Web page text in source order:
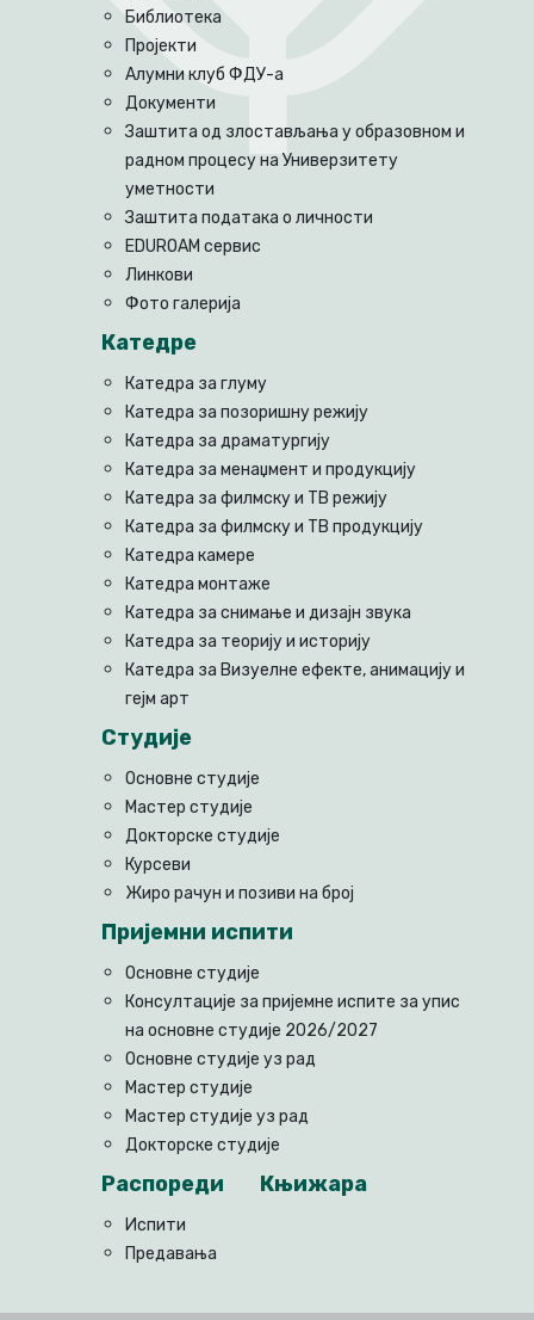
Библиотека
Пројекти
Алумни клуб ФДУ-а
Документи
Заштита од злостављања у образовном и
радном процесу на Универзитету
уметности
Заштита података о личности
EDUROAM сервис
Линкови
Фото галерија
Катедре
Катедра за глуму
Катедра за позоришну режију
Катедра за драматургију
Катедра за менаџмент и продукцију
Катедра за филмску и ТВ режију
Катедра за филмску и ТВ продукцију
Катедра камере
Катедра монтаже
Катедра за снимање и дизајн звука
Катедра за теорију и историју
Катедра за Визуелне ефекте, анимацију и
гејм арт
Студије
Основне студије
Мастер студије
Докторске студије
Курсеви
Жиро рачун и позиви на број
Пријемни испити
Основне студије
Консултације за пријемне испите за упис
на основне студије 2026/2027
Основне студије уз рад
Мастер студије
Мастер студије уз рад
Докторске студије
Распореди
Испити
Предавања
Књижара